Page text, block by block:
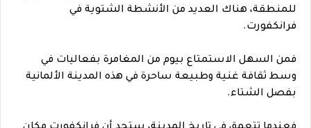
للمنطقة، هناك العديد من الأنشطة الشتوية في
فرانكفورت.
فمن السهل الاستمتاع بيوم من المغامرة بفعاليات في
وسط ثقافة غنية وطبيعة ساحرة في هذه المدينة الألمانية
بفصل الشتاء.